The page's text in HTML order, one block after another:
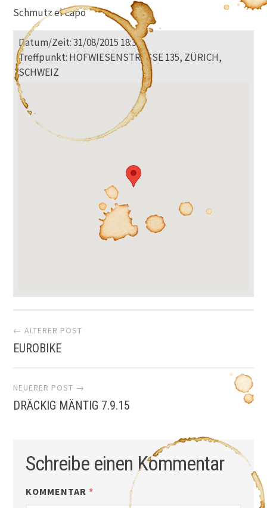
Schmutz el Capo
Datum/Zeit: 31/08/2015 18:30
Treffpunkt: HOFWIESENSTRASSE 135, ZÜRICH,
SCHWEIZ
Artikel-
Navigation
← ÄLTERER POST
EUROBIKE
NEUERER POST →
DRÄCKIG MÄNTIG 7.9.15
Schreibe einen Kommentar
KOMMENTAR *